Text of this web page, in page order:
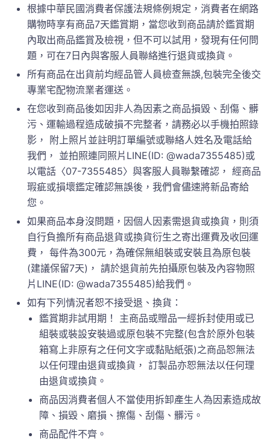
根據中華民國消費者保護法規條例規定，消費者在網路
購物時享有商品7天鑑賞期，當您收到商品請於鑑賞期
內取出商品鑑賞及檢視，但不可以試用，發現有任何問
題，可在7日內與客服人員聯絡進行退貨或換貨。
所有商品在出貨前均經品管人員檢查無誤,包裝完全後交
專業宅配物流業者運送。
在您收到商品後如因非人為因素之商品損毀、刮傷、髒
污、運輸過程造成破損不完整者，請務必以手機拍照錄
影， 附上照片並註明訂單編號或聯絡人姓名及電話給
我們， 並拍照連同照片LINE(ID: @wada7355485)或
以電話〈07-7355485〉與客服人員聯繫確認， 經商品
瑕疵或損壞鑑定確認無誤後，我們會儘速將新品寄給
您。
如果商品本身沒問題，因個人因素需退貨或換貨，則須
自行負擔所有商品退貨或換貨衍生之寄出運費及收回運
費， 每件為300元，為確保無組裝或安裝且為原包裝
(建議保留7天)， 請於退貨前先拍攝原包裝及內容物照
片LINE(ID: @wada7355485)給我們。
如有下列情況者恕不接受退、換貨：
鑑賞期非試用期！ 主商品或贈品一經拆封使用或已
組裝或裝設安裝過或原包裝不完整(包含於原外包裝
箱寫上非原有之任何文字或黏貼紙張)之商品恕無法
以任何理由退貨或換貨， 訂製品亦恕無法以任何理
由退貨或換貨。
商品因消費者個人不當使用拆卸產生人為因素造成故
障、損毀、磨損、擦傷、刮傷、髒污。
商品配件不齊。